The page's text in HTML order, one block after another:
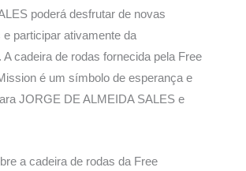
poderá desfrutar de novas
participar ativamente da
A cadeira de rodas fornecida pela Free
é um símbolo de esperança e
JORGE DE ALMEIDA SALES e
a cadeira de rodas da Free